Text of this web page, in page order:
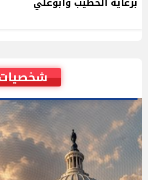
شخصيات